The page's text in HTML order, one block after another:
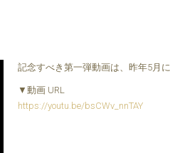
記念すべき第一弾動画は、昨年5月
▼動画 URL
https://youtu.be/bsCWv_nnTAY